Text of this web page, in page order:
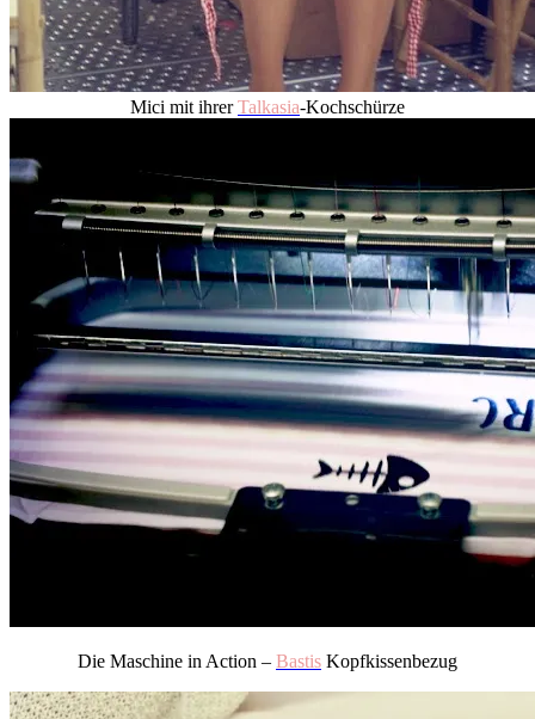
Mici mit ihrerTalkasia-Kochschürze
Die Maschine in Action – Bastis Kopfkissenbezug